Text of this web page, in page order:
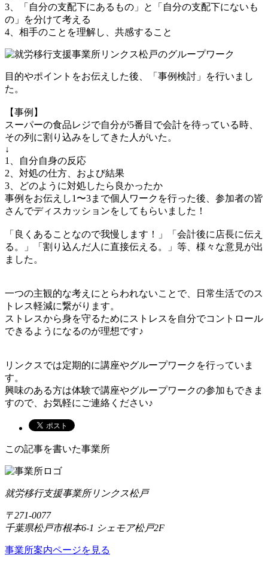
3、「自分の支配下にあるもの」と「自分の支配下にないも
の」を分けて考える
4、相手のことを理解し、共感すること
目的やポイントをお伝えした後、「事例検討」を行いまし
た。
【事例】
スーパーの食品レジで自分が5番目で会計を待っている時、
その列に割り込みをしてきた人がいた。
↓
1、自分自身の反応
2、対処の仕方、および結果
3、どのように対処したら良かったか
事例をお伝えし1〜3まで個人ワークを行った後、参加者の皆
さんでディスカッションをしてもらいました！
「良くあることなので我慢します！」「会計後に店長に伝え
る。」「割り込んだ人に直接伝える。」等、様々な意見が出
ました。
一つの主観的な考えにとらわれないことで、日常生活でのス
トレス軽減に繋がります。
ストレスから身を守るためにストレスを自分でコントロール
できるようになるのが理想です♪
リンクスでは定期的に講座やグループワークを行っていま
す。
興味のある方は体験で講座やグループワークの参加もできま
すので、お気軽にご連絡ください♪
この記事を書いた事業所
就労移行支援事業所リンクス松戸
〒271-0077
千葉県松戸市根本6-1 シェモア松戸2F
事業所案内ページを見る